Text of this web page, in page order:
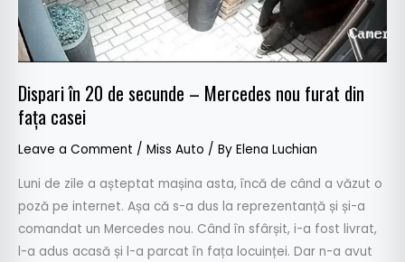
Dispari în 20 de secunde – Mercedes nou furat din
fața casei
Leave a Comment / Miss Auto / By Elena Luchian
Luni de zile a așteptat mașina asta, încă de când a văzut o
poză pe internet. Așa că s-a dus la reprezentanță și și-a
comandat un Mercedes nou. Când în sfârșit, i-a fost livrat,
l-a adus acasă și l-a parcat în fața locuinței. Dar n-a avut
furat
din
casei